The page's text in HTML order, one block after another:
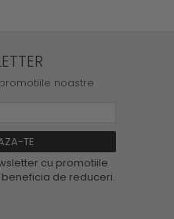
noastre
cu promotiile
de reduceri.